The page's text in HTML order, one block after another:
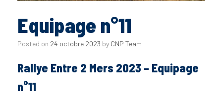
Equipage n°11
Posted on 24 octobre 2023 by CNP Team
Rallye Entre 2 Mers 2023 – Equipage
n°11